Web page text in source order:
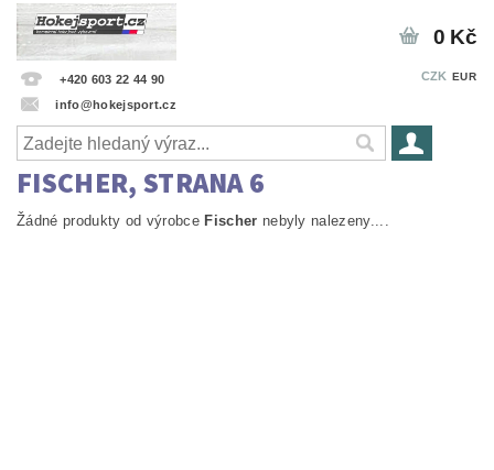
+420 603 22 44 90
info@hokejsport.cz
CZK EUR
0 Kč
FISCHER, STRANA 6
Žádné produkty od výrobce Fischer nebyly nalezeny....